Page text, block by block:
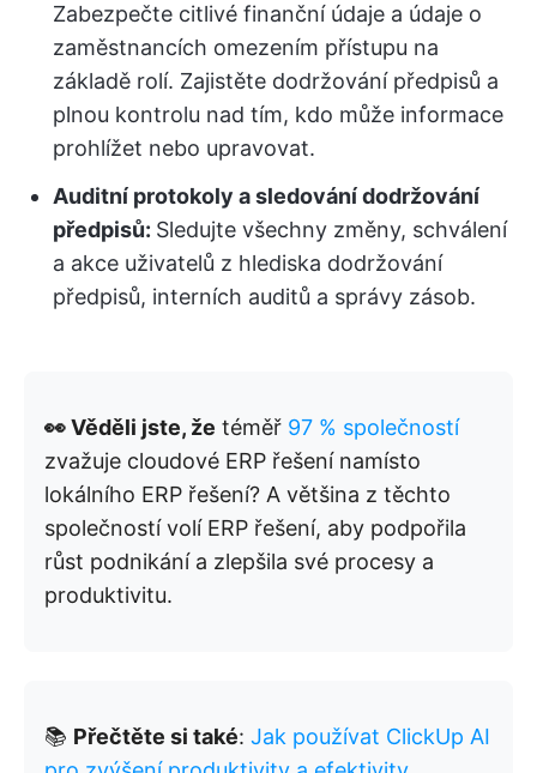
Zabezpečte citlivé finanční údaje a údaje o
zaměstnancích omezením přístupu na
základě rolí. Zajistěte dodržování předpisů a
plnou kontrolu nad tím, kdo může informace
prohlížet nebo upravovat.
Auditní protokoly a sledování dodržování
předpisů: Sledujte všechny změny, schválení
a akce uživatelů z hlediska dodržování
předpisů, interních auditů a správy zásob.
👀 Věděli jste, že téměř 97 % společností
zvažuje cloudové ERP řešení namísto
lokálního ERP řešení? A většina z těchto
společností volí ERP řešení, aby podpořila
růst podnikání a zlepšila své procesy a
produktivitu.
📚 Přečtěte si také: Jak používat ClickUp AI